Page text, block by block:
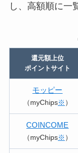
し、高額順に一
還元額上位
ポイントサイト
モッピー
（myChips※ ）
COINCOME
（myChips※ ）